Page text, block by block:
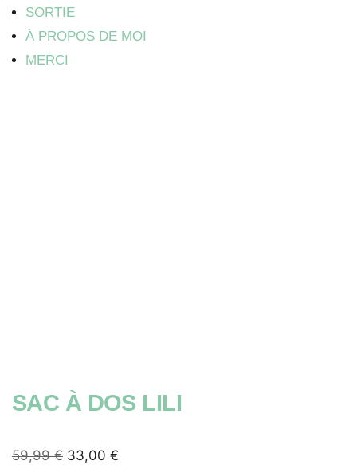
SORTIE
À PROPOS DE MOI
MERCI
SAC À DOS LILI
59,99€ 33,00 €